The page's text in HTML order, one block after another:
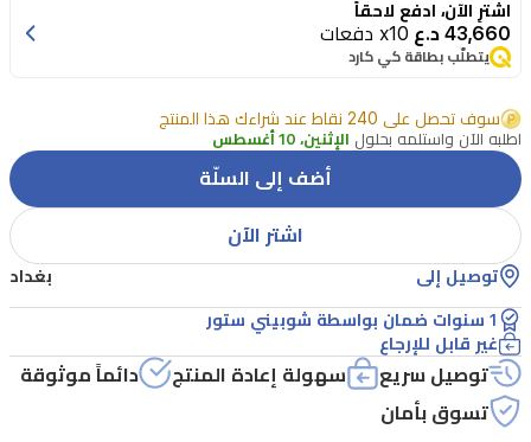
قوياً
بقدرة
تصل
إلى
10,000
باسكال
وقاعدة
تلقائي
بسعة
4
لترات.
اشترِ الآن، ادفع لاحقاً
43,660 د.ع x10 دفعات
يتطلّب بطاقة كي كارد
سوف تحصل على 240 نقاط عند شراءك هذا المنتج
اطلبه الآن واستلمه بحلول الإثنين، 10 أغسطس
أضف إلى السلّة
اشتر الآن
توصيل إلى بغداد
1 سنوات ضمان بواسطة شوبيني ستور
غير قابل للإرجاع
توصيل سريع سهولة إعادة المنتج
دائماً موثوقة
تسوق بأمان